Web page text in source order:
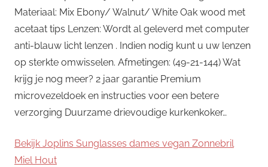
Materiaal: Mix Ebony/ Walnut/ White Oak wood met
acetaat tips Lenzen: Wordt al geleverd met computer
anti-blauw licht lenzen . Indien nodig kunt u uw lenzen
op sterkte omwisselen. Afmetingen: (49-21-144) Wat
krijg je nog meer? 2 jaar garantie Premium
microvezeldoek en instructies voor een betere
verzorging Duurzame drievoudige kurkenkoker…
Bekijk Joplins Sunglasses dames vegan Zonnebril
Miel Hout